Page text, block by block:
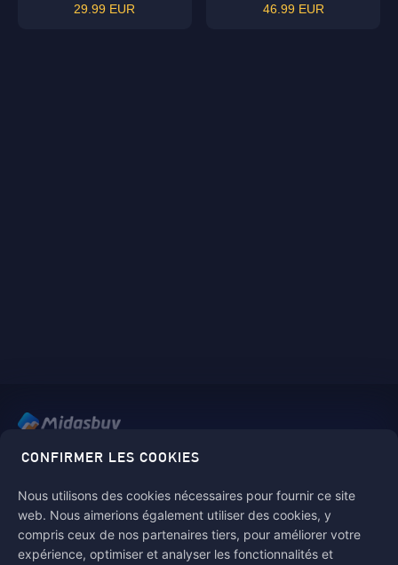
CONFIRMER LES COOKIES
Nous utilisons des cookies nécessaires pour fournir ce site
web. Nous aimerions également utiliser des cookies, y
compris ceux de nos partenaires tiers, pour améliorer votre
expérience, optimiser et analyser les fonctionnalités et
29.99 EUR 46.99 EUR
Midasbuy est la boutique officielle de recharge de Tencent.
Midasbuy.
Suivez-nous sur